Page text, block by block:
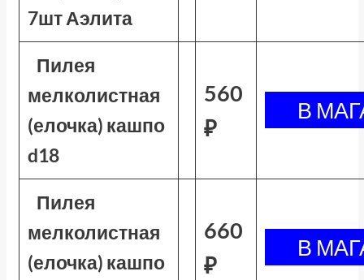
7шт Аэлита
Пилея
мелколистная
(елочка) кашпо
d18
560
₽
Пилея
мелколистная
(елочка) кашпо
660
₽